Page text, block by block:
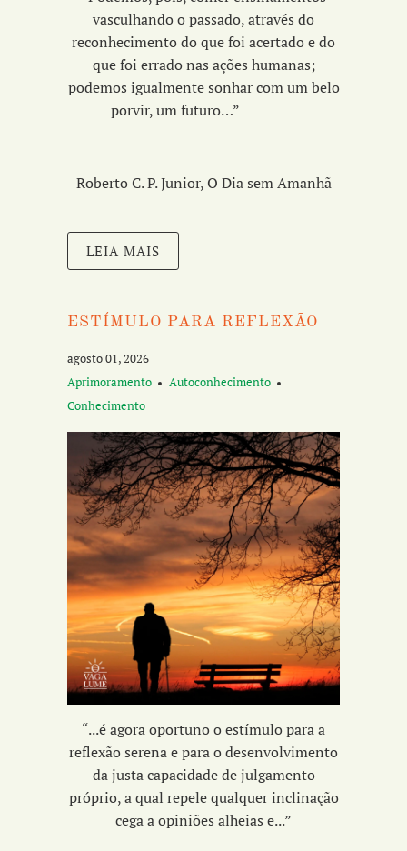
vasculhando o passado, através do
reconhecimento do que foi acertado e do
que foi errado nas ações humanas;
podemos igualmente sonhar com um belo
porvir, um futuro…”
Roberto C. P. Junior, O Dia sem Amanhã
LEIA MAIS
ESTÍMULO PARA REFLEXÃO
agosto 01, 2026
Aprimoramento
Autoconhecimento
Conhecimento
“...é agora oportuno o estímulo para a
reflexão serena e para o desenvolvimento
dajusta capacidade de julgamento
próprio,a qual repele qualquer inclinação
cega a opiniões alheias e...”